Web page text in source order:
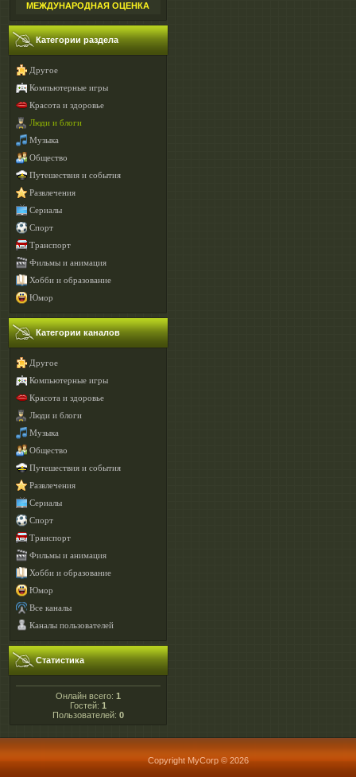
МЕЖДУНАРОДНАЯ ОЦЕНКА
Категории раздела
Другое
Компьютерные игры
Красота и здоровье
Люди и блоги
Музыка
Общество
Путешествия и события
Развлечения
Сериалы
Спорт
Транспорт
Фильмы и анимация
Хобби и образование
Юмор
Категории каналов
Другое
Компьютерные игры
Красота и здоровье
Люди и блоги
Музыка
Общество
Путешествия и события
Развлечения
Сериалы
Спорт
Транспорт
Фильмы и анимация
Хобби и образование
Юмор
Все каналы
Каналы пользователей
Статистика
Онлайн всего: 1
Гостей: 1
Пользователей: 0
Copyright MyCorp © 2026